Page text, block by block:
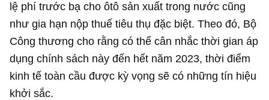
lệ phí trước bạ cho ôtô sản xuất trong nước cũng
như gia hạn nộp thuế tiêu thụ đặc biệt. Theo đó, Bộ
Công thương cho rằng có thể cân nhắc thời gian áp
dụng chính sách này đến hết năm 2023, thời điểm
kinh tế toàn cầu được kỳ vọng sẽ có những tín hiệu
khởi sắc.